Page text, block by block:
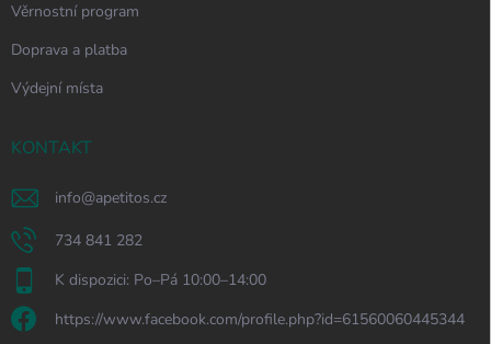
Věrnostní program
Doprava a platba
Výdejní místa
KONTAKT
info@apetitos.cz
734 841 282
K dispozici: Po–Pá 10:00–14:00
https://www.facebook.com/profile.php?id=61560060445344